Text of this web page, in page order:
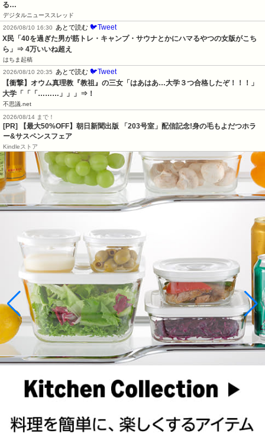
る…
デジタルニューススレッド
2026/08/10 16:30 あとで読む 🐦Tweet
X民「40を過ぎた男が筋トレ・キャンプ・サウナとかにハマるやつの女版がこち
ら」⇒ 4万いいね超え
はちま起稿
2026/08/10 20:35 あとで読む 🐦Tweet
【衝撃】オウム真理教『教祖』の三女「はあはあ…大学３つ合格したぞ！！！」
大学「「「………」」」⇒！
不思議.net
2026/08/14 まで！
[PR] 【最大50%OFF】朝日新聞出版 「203号室」配信記念!身の毛もよだつホラ
ー&サスペンスフェア
Kindleストア